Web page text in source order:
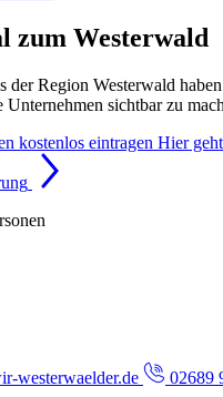
zum Westerwald
der Region Westerwald
sichtbar zu
kostenlos eintragen Hier
westerwaelder.de 02689